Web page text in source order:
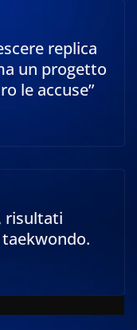
replica
un progetto
le accuse”
risultati